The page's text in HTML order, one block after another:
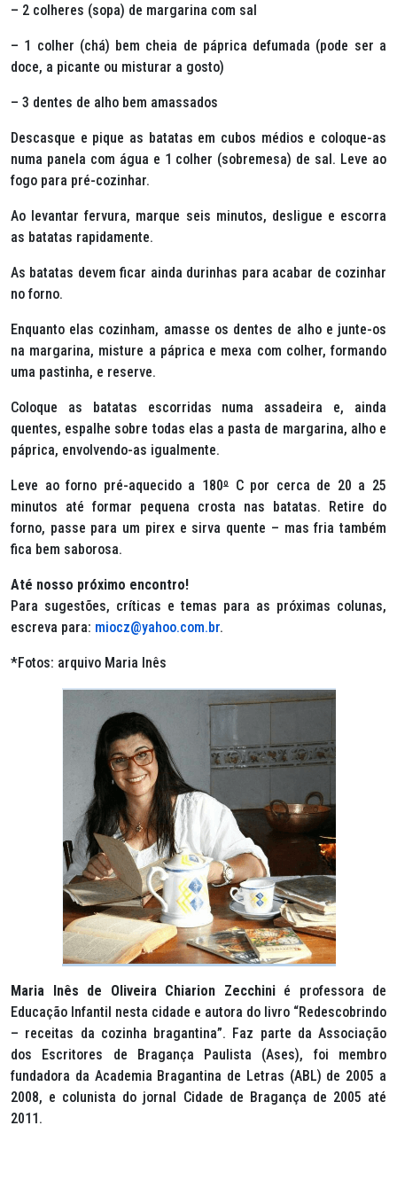
– 2 colheres (sopa) de margarina com sal
– 1 colher (chá) bem cheia de páprica defumada (pode ser a
doce, a picante ou misturar a gosto)
– 3 dentes de alho bem amassados
Descasque e pique as batatas em cubos médios e coloque-as
numa panela com água e 1 colher (sobremesa) de sal. Leve ao
fogo para pré-cozinhar.
Ao levantar fervura, marque seis minutos, desligue e escorra
as batatas rapidamente.
As batatas devem ficar ainda durinhas para acabar de cozinhar
no forno.
Enquanto elas cozinham, amasse os dentes de alho e junte-os
na margarina, misture a páprica e mexa com colher, formando
uma pastinha, e reserve.
Coloque as batatas escorridas numa assadeira e, ainda
quentes, espalhe sobre todas elas a pasta de margarina, alho e
páprica, envolvendo-as igualmente.
Leve ao forno pré-aquecido a 180ºC por cerca de 20 a 25
minutos até formar pequena crosta nas batatas. Retire do
forno, passe para um pirex e sirva quente – mas fria também
fica bem saborosa.
Até nosso próximo encontro!
Para sugestões, críticas e temas para as próximas colunas,
escreva para: miocz@yahoo.com.br.
*Fotos: arquivo Maria Inês
Maria Inês de Oliveira Chiarion Zecchinié professora de
Educação Infantil nesta cidade e autora do livro “Redescobrindo
– receitas da cozinha bragantina”. Faz parte da Associação
dos Escritores de Bragança Paulista (Ases), foi membro
fundadora da Academia Bragantina de Letras (ABL) de 2005 a
2008, e colunista do jornal Cidade de Bragança de 2005 até
2011.